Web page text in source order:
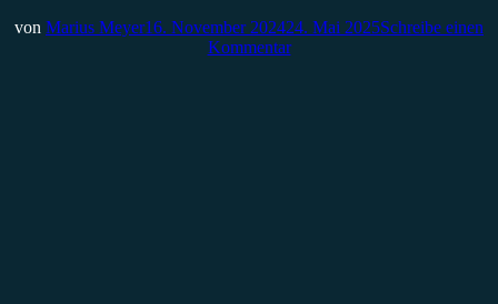
von Marius Meyer16. November 202424. Mai 2025Schreibe einen
Kommentar